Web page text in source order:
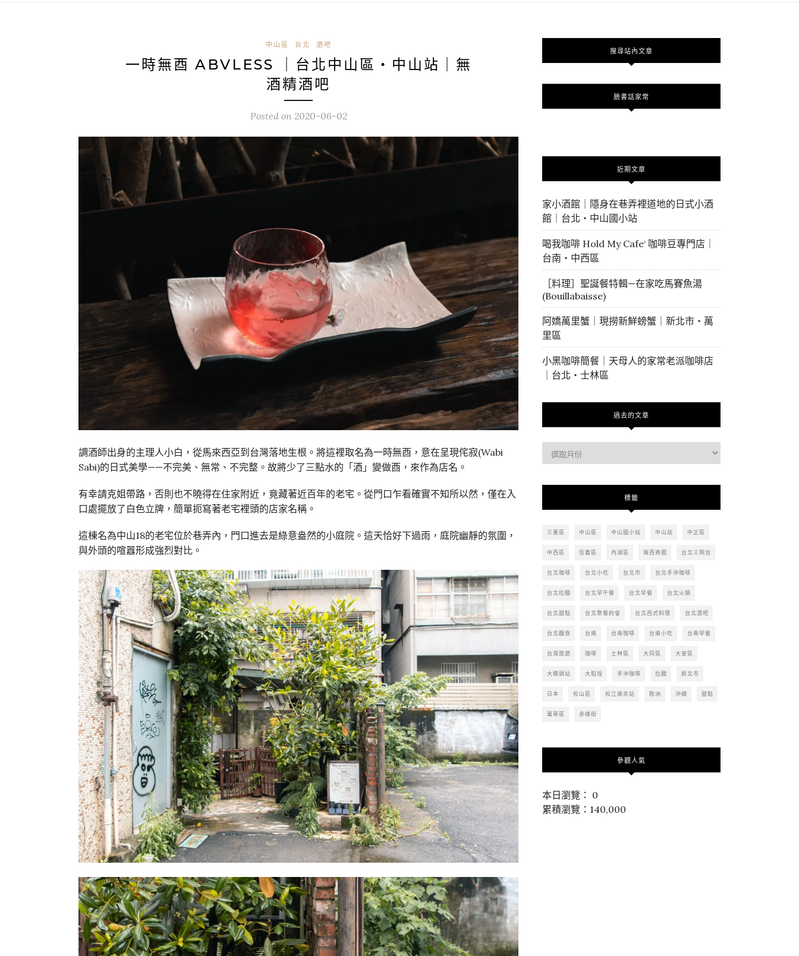
中山區 台北 酒吧
一時無酉 ABVLESS ｜台北中山區・中山站｜無
酒精酒吧
Posted on 2020-06-02
調酒師出身的主理人小白，從馬來西亞到台灣落地生根。將這裡取名為一時無酉，意在呈現侘寂(Wabi
Sabi)的日式美學——不完美、無常、不完整。故將少了三點水的「酒」變做酉，來作為店名。
有幸請克姐帶路，否則也不曉得在住家附近，竟藏著近百年的老宅。從門口乍看確實不知所以然，僅在入
口處擺放了白色立牌，簡單扼寫著老宅裡頭的店家名稱。
這棟名為中山18的老宅位於巷弄內，門口進去是綠意盎然的小庭院。這天恰好下過雨，庭院幽靜的氛圍，
與外頭的喧囂形成強烈對比。
搜尋站內文章
臉書話家常
近期文章
家小酒館｜隱身在巷弄裡道地的日式小酒
館｜台北・中山國小站
喝我咖啡 Hold My Cafe‘ 咖啡豆專門店｜
台南・中西區
［料理］聖誕餐特輯—在家吃馬賽魚湯
(Bouillabaisse)
阿嬌萬里蟹｜現撈新鮮螃蟹｜新北市・萬
里區
小黑咖啡簡餐｜天母人的家常老派咖啡店
｜台北・士林區
過去的文章
去
標籤
三重區 中山區 中山國小站 中山站 中正區
中西區 信義區 內湖區 南西商圈 台北三明治
台北咖啡 台北小吃 台北市 台北手沖咖啡
台北拉麵 台北早午餐 台北早餐 台北火鍋
台北甜點 台北聚餐約會 台北西式料理 台北酒吧
台北麵食 台南 台南咖啡 台南小吃 台南早餐
台灣旅遊 咖啡 士林區 大同區 大安區
大橋頭站 大稻埕 手沖咖啡 拉麵 新北市
日本 松山區 松江南京站 歐洲 沖繩 甜點
萬華區 赤峰街
參觀人氣
本日瀏覽： 0
累積瀏覽：140,000